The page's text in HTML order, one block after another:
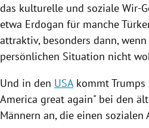
das kulturelle und soziale Wir-
etwa Erdogan für manche
attraktiv, besonders dann,
persönlichen Situation nicht
Und in den USAkommtTrumps
America great again" bei den
Männern an, die einen sozialen